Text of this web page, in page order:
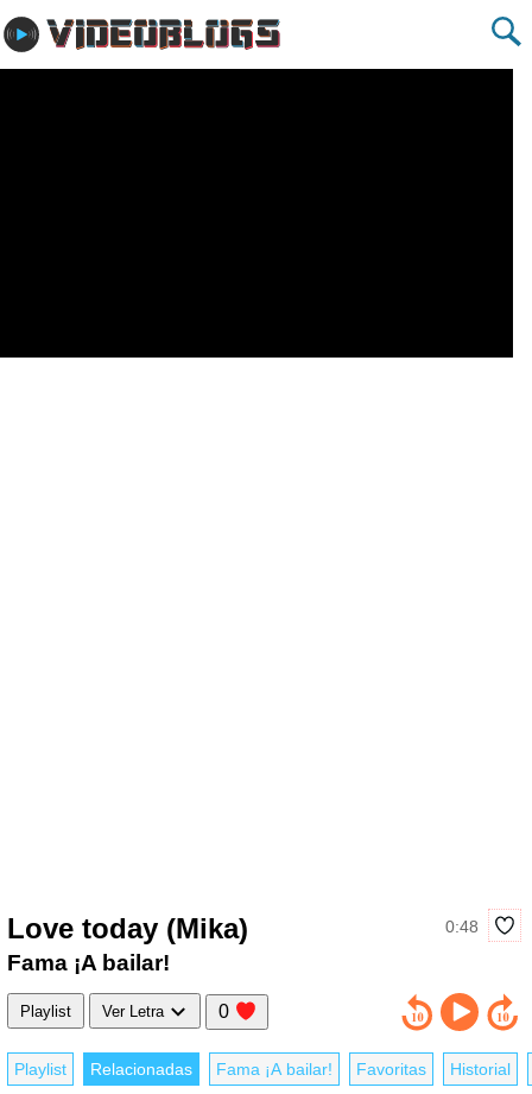
Love today (Mika) 0:48
Fama ¡A bailar!
Playlist Ver Letra 0
Playlist Relacionadas Fama ¡A bailar! Favoritas Historial